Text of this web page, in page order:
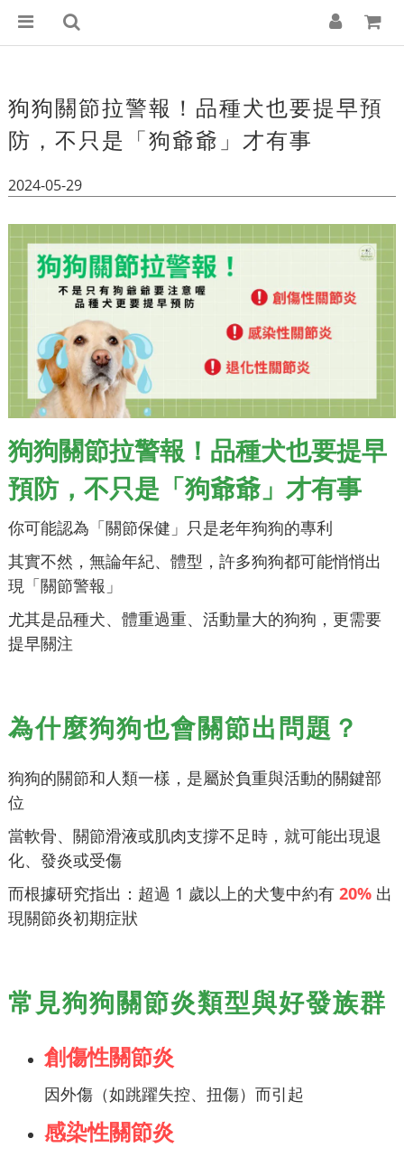
狗狗關節拉警報！品種犬也要提早預
防，不只是「狗爺爺」才有事
2024-05-29
狗狗關節拉警報！品種犬也要提早
預防，不只是「狗爺爺」才有事
你可能認為「關節保健」只是老年狗狗的專利
其實不然，無論年紀、體型，許多狗狗都可能悄悄出
現「關節警報」
尤其是品種犬、體重過重、活動量大的狗狗，更需要
提早關注
為什麼狗狗也會關節出問題？
狗狗的關節和人類一樣，是屬於負重與活動的關鍵部
位
當軟骨、關節滑液或肌肉支撐不足時，就可能出現退
化、發炎或受傷
而根據研究指出：超過 1 歲以上的犬隻中約有 20% 出
現關節炎初期症狀
常見狗狗關節炎類型與好發族群
創傷性關節炎
因外傷（如跳躍失控、扭傷）而引起
感染性關節炎